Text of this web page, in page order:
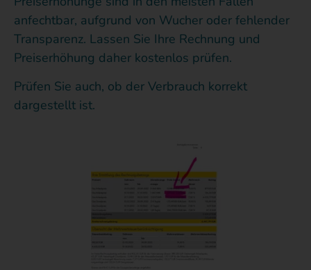
anfechtbar, aufgrund von Wucher oder fehlender
Transparenz. Lassen Sie Ihre Rechnung und
Preiserhöhung daher kostenlos prüfen.
Prüfen Sie auch, ob der Verbrauch korrekt
dargestellt ist.